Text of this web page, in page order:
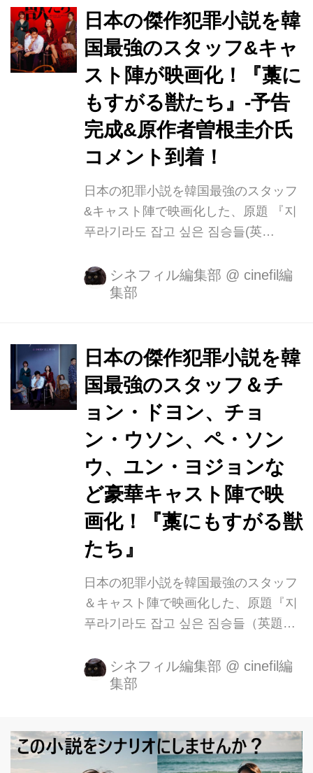
り憑かれ、欲望をむき出しにした人々
が激しくぶつかり合う様を描いた本作
を、マ・ドンソク主演で日本でも好評
を博した『犯罪都市』『悪人伝』の製
作陣が韓国映画界を代表する豪華キャ
ストにより映画化された!大金を巡って
二転三転する予測不能の展開が観客を
魅了し、本国では興行収入ランキング
日本の傑作犯罪小説を韓
国最強のスタッフ&キャ
スト陣が映画化！『藁に
もすがる獣たち』-予告
完成&原作者曽根圭介氏
コメント到着！
日本の犯罪小説を韓国最強のスタッフ
&キャスト陣で映画化した、原題 『지
푸라기라도 잡고 싶은 짐승들(英
STRAWS)』が邦 題『藁にもすがる獣
たち』として 2021 年 2 月 19 日(金)よ
る獣たち」(講談社文庫)。 金に取り憑
かれ、欲望をむき出しにした人々が激
しくぶつかり合う様を描いた本作を、
マ・ドンソク主演で日本でも好評を博
した『犯罪都市』『悪人伝』の製作陣
により映画化! 大金を巡って二転三転
する予測不能の展開が観客を魅了し、
本国では興...
シネフィル編集部 @ cinefil編
集部
日本の傑作犯罪小説を韓
国最強のスタッフ＆チ
ョン・ドヨン、チョ
ン・ウソン、ペ・ソン
ウ、ユン・ヨジョンな
ど豪華キャスト陣で映
画化！『藁にもすがる獣
たち』
日本の犯罪小説を韓国最強のスタッフ
＆キャスト陣で映画化した、原題『지
푸라기라도 잡고 싶은 짐승들（英題：
が邦題『藁にもすがる獣たち』として
2021年2月19日より待望の日本公開が
談社文庫）。 金に取り憑かれ、欲望を
むき出しにした人々が激しくぶつかり
シネフィル編集部 @ cinefil編
集部